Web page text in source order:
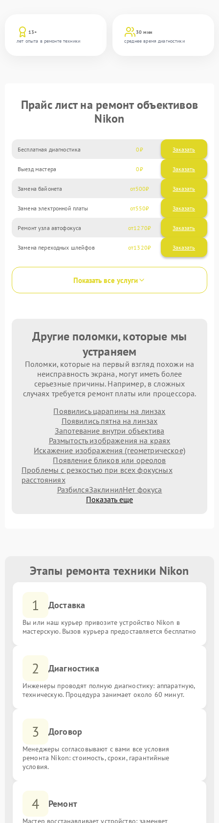
13+
лет опыта в ремонте техники
30 мин
среднее время диагностики
Прайс лист на ремонт объективов
Nikon
Бесплатная диагностика 0 Заказать
Выезд мастера 0 Заказать
Замена байонета 500
Замена электронной платы 550
Ремонт узла автофокуса 1270
Замена переходных шлейфов 1320
Показать все услуги
Другие поломки, которые мы
устраняем
Поломки, которые на первый взгляд похожи на
неисправность экрана, могут иметь более
серьезные причины. Например, в сложных
случаях требуется ремонт платы или процессора.
Появились царапины на линзах
Появились пятна на линзах
Запотевание внутри объектива
Размытость изображения на краях
Искажение изображения (геометрическое)
Появление бликов или ореолов
Проблемы с резкостью при всех фокусных
расстояниях
РазбилсяЗаклинилНет фокуса
Показать еще
Этапы ремонта техники Nikon
1 Доставка
Вы или наш курьер привозите устройство Nikon в
мастерскую. Вызов курьера предоставляется бесплатно
2 Диагностика
Инженеры проводят полную диагностику: аппаратную,
техническую. Процедура занимает около 60 минут.
3 Договор
Менеджеры согласовывают с вами все условия
ремонта Nikon: стоимость, сроки, гарантийные
условия.
4 Ремонт
Мастер восстанавливает устройство: заменяет